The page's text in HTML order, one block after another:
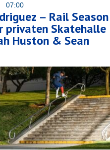
07:00
– Rail Season
privaten Skatehalle
Huston & Sean